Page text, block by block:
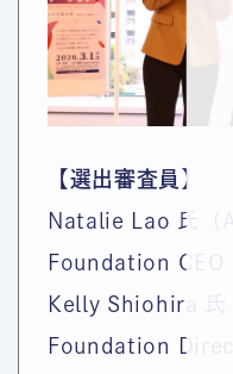
【選出審査員】
Natalie Lao 氏（
Foundation CEO
Kelly Shiohira 氏
Foundation